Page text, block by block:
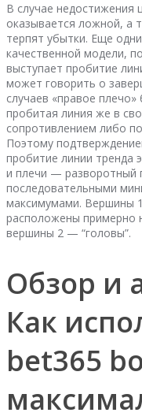
В случае недостижения
оказывается ложной, а
терпят убытки. Еще
качественной модели,
выступает пробитие
может говорить о
случаев «правое
пробитая линия же в
сопротивлением либо
Поэтому
пробитие линии тренда
и плечи — разворотный
последовательными
максимумами. Вершины
расположены примерно
вершины 2 — “головы”.
Обзор и
Как
bet365